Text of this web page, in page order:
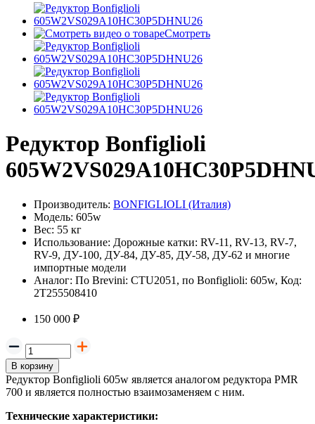
Смотреть
Редуктор Bonfiglioli
Производитель: BONFIGLIOLI (Италия)
Модель: 605w
Вес: 55 кг
Использование: Дорожные катки: RV-11, RV-13, RV-7,
RV-9, ДУ-100, ДУ-84, ДУ-85, ДУ-58, ДУ-62 и многие
импортные модели
Аналог: По Brevini: CTU2051, по Bonfiglioli: 605w, Код:
2T255508410
150 000 ₽
В корзину
Редуктор Bonfiglioli 605w является аналогом редуктора PMR
700 и является полностью взаимозаменяем с ним.
Технические характеристики: